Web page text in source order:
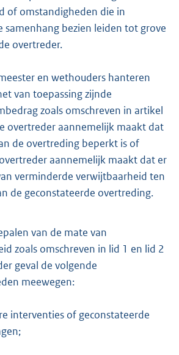
of omstandigheden die in
samenhang bezien leiden tot grove
overtreder.
en wethouders hanteren
van toepassing zijnde
zoals omschreven in artikel
overtreder aannemelijk maakt dat
de overtreding beperkt is of
aannemelijk maakt dat er
verminderde verwijtbaarheid ten
de geconstateerde overtreding.
van de mate van
zoals omschreven in lid 1 en lid 2
geval de volgende
meewegen:
interventies of geconstateerde